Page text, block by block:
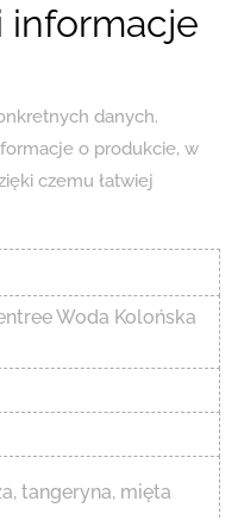
informacje
danych.
o produkcie, w
czemu łatwiej
Woda Kolońska
tangeryna, mięta